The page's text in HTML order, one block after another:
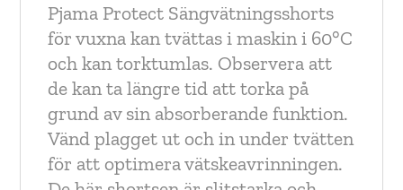
Pjama Protect Sängvätningsshorts
för vuxna kan tvättas i maskin i 60°C
och kan torktumlas. Observera att
de kan ta längre tid att torka på
grund av sin absorberande funktion.
Vänd plagget ut och in under tvätten
för att optimera vätskeavrinningen.